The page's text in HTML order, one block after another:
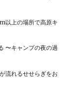
以上の場所で高原キ
〜キャンプの夜の過
流れるせせらぎをお